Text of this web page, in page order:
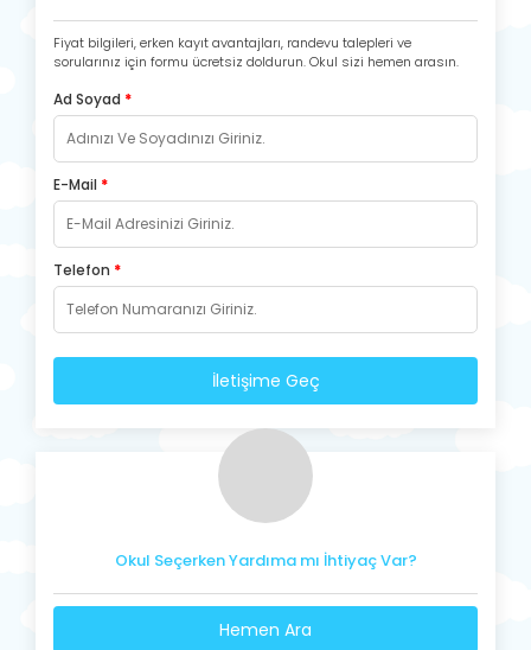
Fiyat bilgileri, erken kayıt avantajları, randevu talepleri ve
sorularınız için formu ücretsiz doldurun. Okul sizi hemen arasın.
Ad Soyad *
E-Mail *
Telefon *
İletişime Geç
Okul Seçerken Yardıma mı İhtiyaç Var?
Hemen Ara